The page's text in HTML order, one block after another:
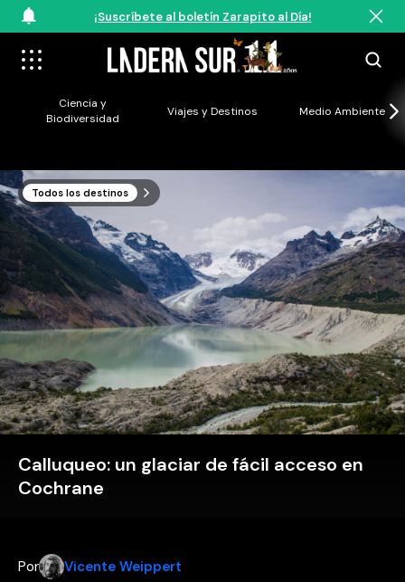
¡Suscríbete al boletín Zarapito al Día!
Ciencia y
Biodiversidad
Viajes y Destinos Medio Ambiente
Todos los destinos
Calluqueo: un glaciar de fácil acceso en
Cochrane
Por Vicente Weippert